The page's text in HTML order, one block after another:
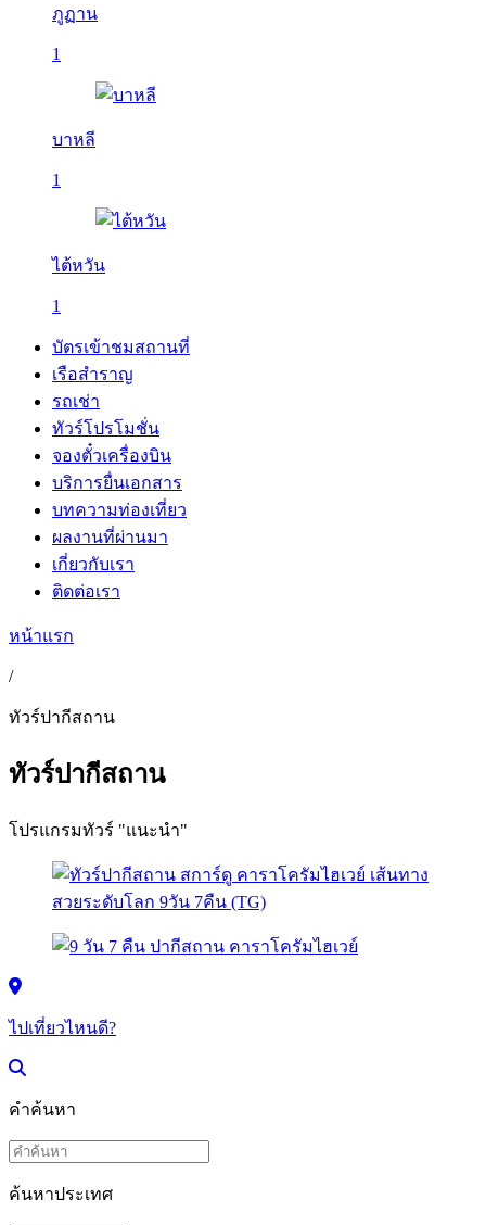
ภูฏาน
1
บาหลี
1
ไต้หวัน
1
บัตรเข้าชมสถานที่
เรือสำราญ
รถเช่า
ทัวร์โปรโมชั่น
จองตั๋วเครื่องบิน
บริการยื่นเอกสาร
บทความท่องเที่ยว
ผลงานที่ผ่านมา
เกี่ยวกับเรา
ติดต่อเรา
หน้าแรก
/
ทัวร์ปากีสถาน
ทัวร์ปากีสถาน
โปรแกรมทัวร์ "แนะนำ"
ไปเที่ยวไหนดี?
คำค้นหา
ค้นหาประเทศ